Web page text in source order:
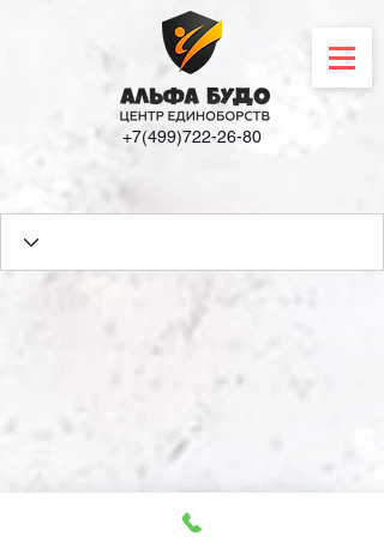
+7(499)722-26-80